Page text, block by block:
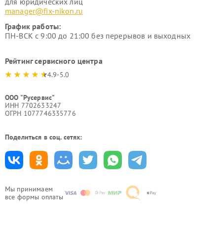
Мы принимаем
все формы оплаты
manager@fix-nikon.ru
График работы:
ПН-ВСК с 9:00 до 21:00 без перерывов и выходных
Рейтинг сервисного центра
4.9-5.0
ООО "Русервис"
ИНН 7702633247
ОГРН 1077746335776
Поделиться в соц. сетях: